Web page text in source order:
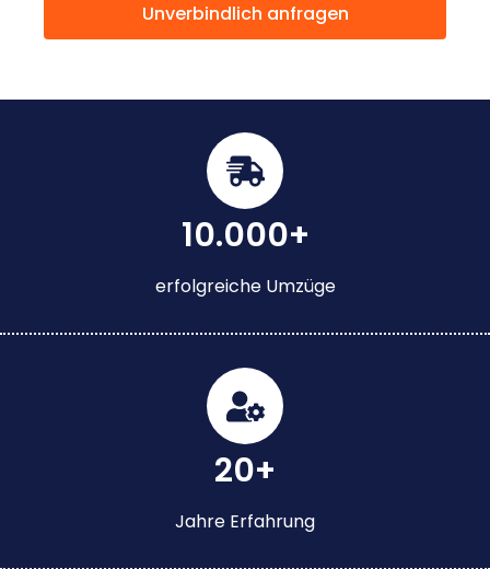
Unverbindlich anfragen
10.000+
erfolgreiche Umzüge
20+
Jahre Erfahrung